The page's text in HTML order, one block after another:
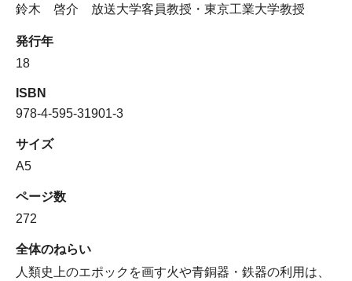
鈴木 啓介 放送大学客員教授・東京工業大学教授
発行年
18
ISBN
978-4-595-31901-3
サイズ
A5
ページ数
272
全体のねらい
人類史上のエポックを画す火や青銅器・鉄器の利用は、